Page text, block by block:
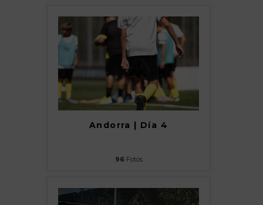
Andorra | Día 4
96Fotos